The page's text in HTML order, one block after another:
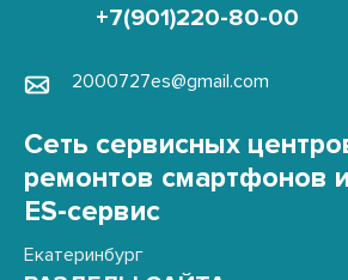
+7(901)220-80-00
2000727es@gmail.com
Сеть сервисных
ремонтов смартфонов
ES-сервис
Екатеринбург